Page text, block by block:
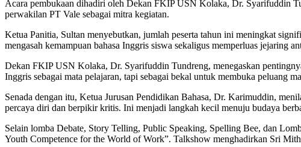
Acara pembukaan dihadiri oleh Dekan FKIP USN Kolaka, Dr. Syarifuddin
perwakilan PT Vale sebagai mitra kegiatan.
Ketua Panitia, Sultan menyebutkan, jumlah peserta tahun ini meningkat
mengasah kemampuan bahasa Inggris siswa sekaligus memperluas jejaring
Dekan FKIP USN Kolaka, Dr. Syarifuddin Tundreng, menegaskan
Inggris sebagai mata pelajaran, tapi sebagai bekal untuk membuka peluang
Senada dengan itu, Ketua Jurusan Pendidikan Bahasa, Dr. Karimuddin,
percaya diri dan berpikir kritis. Ini menjadi langkah kecil menuju budaya
Selain lomba Debate, Story Telling, Public Speaking, Spelling Bee, dan
Youth Competence for the World of Work”. Talkshow menghadirkan Sri